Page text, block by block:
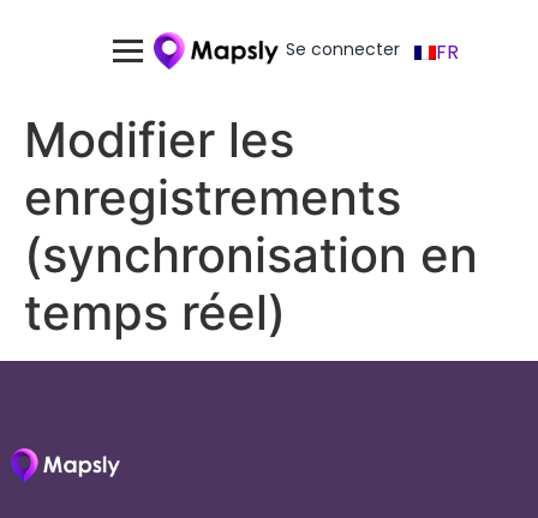
Se connecter FR
Modifier les
enregistrements
(synchronisation en
temps réel)